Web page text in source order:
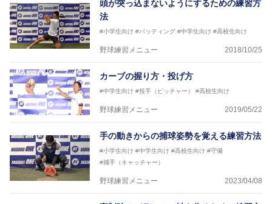
頭が突っ込まないようにするための練習方
法
#小学生向け #バッティング #中学生向け #高校生向け
野球練習メニュー 2018/10/25
カーブの握り方・投げ方
#中学生向け #投手（ピッチャー） #高校生向け
野球練習メニュー 2019/05/22
手の動きからの捕球姿勢を覚える練習方法
#小学生向け #中学生向け #高校生向け #守備
#捕手（キャッチャー）
野球練習メニュー 2023/04/08